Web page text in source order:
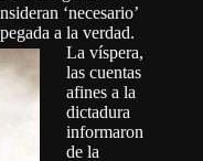
‘necesario’
a la verdad.
La víspera,
las cuentas
afines a la
dictadura
informaron
de la